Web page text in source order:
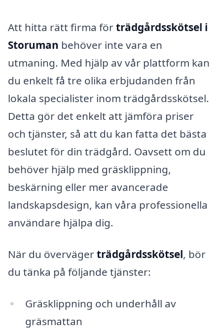
Att hitta rätt firma förträdgårdsskötsel i
Storuman behöver inte vara en
utmaning. Med hjälp av vår plattform kan
du enkelt få tre olika erbjudanden från
lokala specialister inom trädgårdsskötsel.
Detta gör det enkelt att jämföra priser
och tjänster, så att du kan fatta det bästa
beslutet för din trädgård. Oavsett om du
behöver hjälp med gräsklippning,
beskärning eller mer avancerade
landskapsdesign, kan våra professionella
användare hjälpa dig.
När du övervägerträdgårdsskötsel, bör
du tänka på följande tjänster:
Gräsklippning och underhåll av
gräsmattan